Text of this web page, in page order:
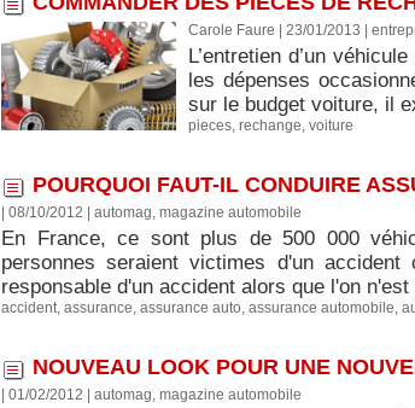
Carole Faure | 23/01/2013
L’entretien d’un
les dépenses
sur le budget voiture, il
pieces, rechange, voiture
POURQUOI FAUT-IL CONDUIRE
| 08/10/2012 automag, magazine automobile
En France, ce sont plus de 500 000
personnes seraient victimes d'un
responsable d'un accident alors que l'on
accident, assurance, assurance auto, assurance automobile,
NOUVEAU LOOK POUR UNE
| 01/02/2012 automag, magazine automobile